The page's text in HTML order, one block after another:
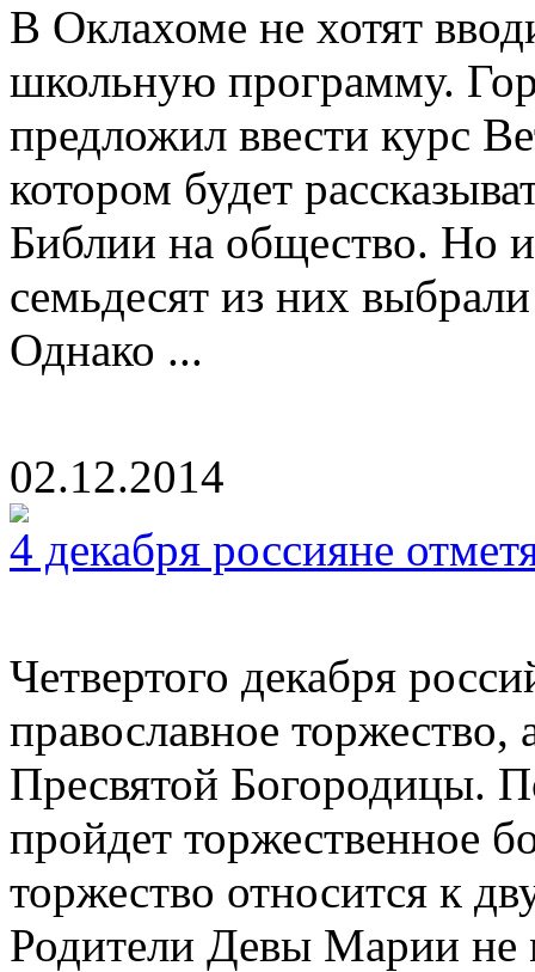
В Оклахоме не хотят
школьную программу.
предложил ввести курс
котором будет
Библии на общество. Но
семьдесят из них
Однако ...
02.12.2014
4 декабря россияне
Четвертого декабря
православное
Пресвятой Богородицы.
пройдет торжественное
торжество относится к
Родители Девы Марии не